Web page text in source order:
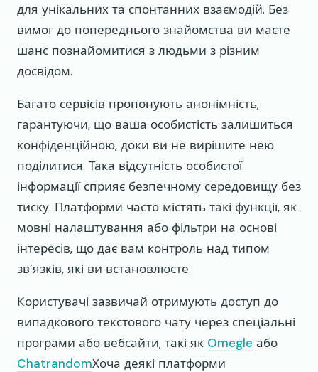
для унікальних та спонтанних взаємодій. Без
вимог до попереднього знайомства ви маєте
шанс познайомитися з людьми з різним
досвідом.
Багато сервісів пропонують анонімність,
гарантуючи, що ваша особистість залишиться
конфіденційною, доки ви не вирішите нею
поділитися. Така відсутність особистої
інформації сприяє безпечному середовищу без
тиску. Платформи часто містять такі функції, як
мовні налаштування або фільтри на основі
інтересів, що дає вам контроль над типом
зв’язків, які ви встановлюєте.
Користувачі зазвичай отримують доступ до
випадкового текстового чату через спеціальні
програми або вебсайти, такі як Omegle або
ChatrandomХоча деякі платформи